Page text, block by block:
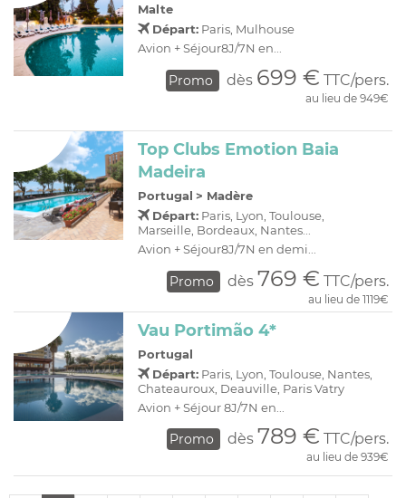
Malte
Départ: Paris, Mulhouse
Avion + Séjour8J/7N en...
Promo dès 699 € TTC/pers.
au lieu de 949€
Top Clubs Emotion Baia
Madeira
Portugal > Madère
Départ: Paris, Lyon, Toulouse,
Marseille, Bordeaux, Nantes...
Avion + Séjour8J/7N en demi...
Promo dès 769 € TTC/pers.
au lieu de 1119€
Vau Portimão 4*
Portugal
Départ: Paris, Lyon, Toulouse, Nantes,
Chateauroux, Deauville, Paris Vatry
Avion + Séjour 8J/7N en...
Promo dès 789 € TTC/pers.
au lieu de 939€